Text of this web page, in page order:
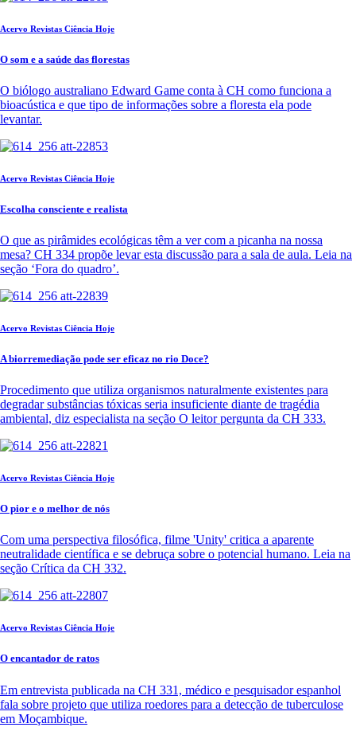
Acervo Revistas Ciência Hoje
O som e a saúde das florestas
O biólogo australiano Edward Game conta à CH como funciona a
bioacústica e que tipo de informações sobre a floresta ela pode
levantar.
Acervo Revistas Ciência Hoje
Escolha consciente e realista
O que as pirâmides ecológicas têm a ver com a picanha na nossa
mesa? CH 334 propõe levar esta discussão para a sala de aula. Leia na
seção ‘Fora do quadro’.
Acervo Revistas Ciência Hoje
A biorremediação pode ser eficaz no rio Doce?
Procedimento que utiliza organismos naturalmente existentes para
degradar substâncias tóxicas seria insuficiente diante de tragédia
ambiental, diz especialista na seção O leitor pergunta da CH 333.
Acervo Revistas Ciência Hoje
O pior e o melhor de nós
Com uma perspectiva filosófica, filme 'Unity' critica a aparente
neutralidade científica e se debruça sobre o potencial humano. Leia na
seção Crítica da CH 332.
Acervo Revistas Ciência Hoje
O encantador de ratos
Em entrevista publicada na CH 331, médico e pesquisador espanhol
fala sobre projeto que utiliza roedores para a detecção de tuberculose
em Moçambique.